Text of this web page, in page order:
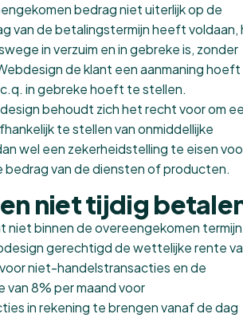
bedrag niet uiterlijk op de
van de betalingstermijn heeft voldaan,
in verzuim en in gebreke is, zonder
de klant een aanmaning hoeft
in gebreke hoeft te stellen.
behoudt zich het recht voor om
te stellen van onmiddellijke
wel een zekerheidstelling te eisen
van de diensten of producten.
niet tijdig
niet binnen de overeengekomen
gerechtigd de wettelijke rente
niet-handelstransacties en de
8% per maand voor
in rekening te brengen vanaf de dag